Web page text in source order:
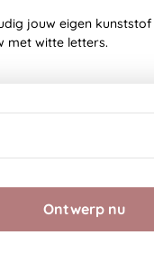
jouw eigen
met witte letters.
Ontwerp nu